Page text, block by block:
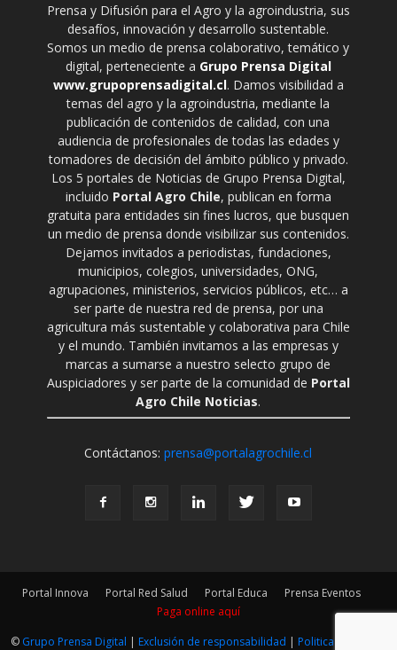
Prensa y Difusión para el Agro y la agroindustria, sus
desafíos, innovación y desarrollo sustentable.
Somos un medio de prensa colaborativo, temático y
digital, perteneciente a Grupo Prensa Digital
www.grupoprensadigital.cl. Damos visibilidad a
temas del agro y la agroindustria, mediante la
publicación de contenidos de calidad, con una
audiencia de profesionales de todas las edades y
tomadores de decisión del ámbito público y privado.
Los 5 portales de Noticias de Grupo Prensa Digital,
incluido Portal Agro Chile, publican en forma
gratuita para entidades sin fines lucros, que busquen
un medio de prensa donde visibilizar sus contenidos.
Dejamos invitados a periodistas, fundaciones,
municipios, colegios, universidades, ONG,
agrupaciones, ministerios, servicios públicos, etc… a
ser parte de nuestra red de prensa, por una
agricultura más sustentable y colaborativa para Chile
y el mundo. También invitamos a las empresas y
marcas a sumarse a nuestro selecto grupo de
Auspiciadores y ser parte de la comunidad de Portal
Agro Chile Noticias.
Contáctanos:prensa@portalagrochile.cl
Portal Innova Portal Red Salud Portal Educa
Prensa Eventos
Paga online aquí
© Grupo Prensa Digital | Exclusión de responsabilidad | Politica Editorial